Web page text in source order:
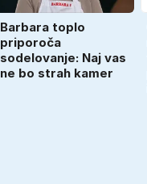
Barbara toplo
priporoča
sodelovanje: Naj vas
ne bo strah kamer